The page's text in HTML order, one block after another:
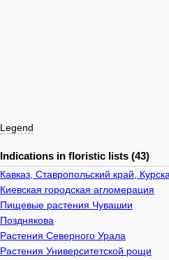
Legend
Indications in floristic lists (43)
Кавказ, Ставропольский край,
Киевcкая городская агломерация
Пищевые растения Чувашии
Позднякова
Растения Северного Урала
Растения Университетской рощи